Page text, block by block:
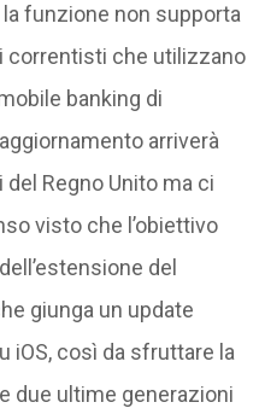
funzione non supporta
correntisti che utilizzano
banking di
arriverà
Regno Unito ma ci
visto che l’obiettivo
del
giunga un update
iOS, così da sfruttare la
due ultime generazioni